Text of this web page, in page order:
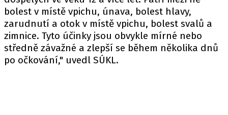
bolest v místě vpichu, únava, bolest hlavy,
zarudnutí a otok v místě vpichu, bolest svalů a
zimnice. Tyto účinky jsou obvykle mírné nebo
středně závažné a zlepší se během několika dnů
po očkování," uvedl SÚKL.